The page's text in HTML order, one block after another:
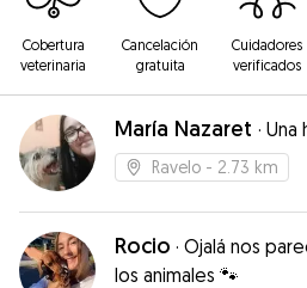
Cobertura
veterinaria
Cancelación
gratuita
Cuidadores
verificados
María Nazaret · Una
Ravelo - 2.73 km
Rocio · Ojalá nos
los animales 🐾